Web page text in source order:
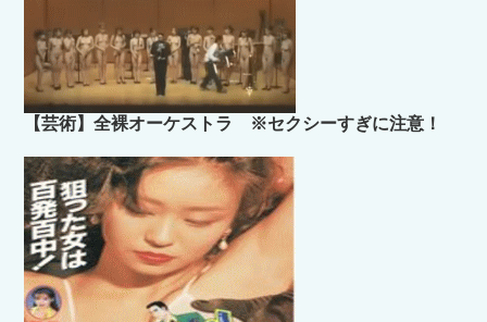
【芸術】全裸オーケストラ ※セクシーすぎに注意！